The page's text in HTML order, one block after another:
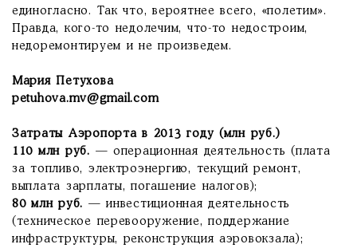
единогласно. Так что, вероятнее всего, «полетим».
Правда, кого-то недолечим, что-то недостроим,
недоремонтируем и не произведем.
Мария Петухова
petuhova.mv@gmail.com
Затраты Аэропорта в 2013 году (млн руб.)
110 млн руб. — операционная деятельность (плата
за топливо, электроэнергию, текущий ремонт,
выплата зарплаты, погашение налогов);
80 млн руб. — инвестиционная деятельность
(техническое перевооружение, поддержание
инфраструктуры, реконструкция аэровокзала);